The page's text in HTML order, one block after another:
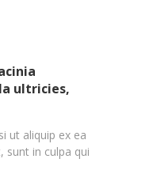
ultricies,
ut aliquip ex ea
sunt in culpa qui